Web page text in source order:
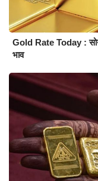
Gold Rate Today :
भाव